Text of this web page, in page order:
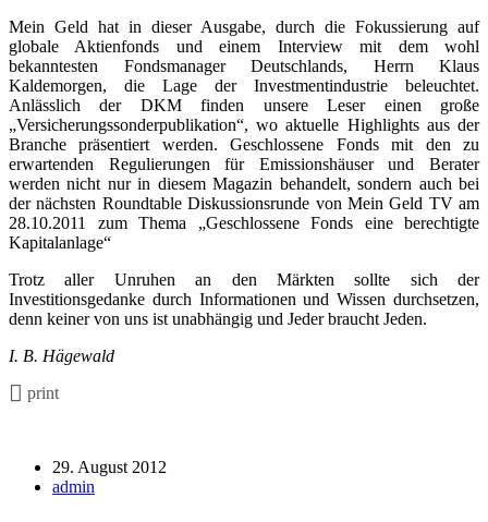
Mein Geld hat in dieser Ausgabe, durch die Fokussierung auf
globale Aktienfonds und einem Interview mit dem wohl
bekanntesten Fondsmanager Deutschlands, Herrn Klaus
Kaldemorgen, die Lage der Investmentindustrie beleuchtet.
Anlässlich der DKM finden unsere Leser einen große
„Versicherungssonderpublikation“, wo aktuelle Highlights aus der
Branche präsentiert werden. Geschlossene Fonds mit den zu
erwartenden Regulierungen für Emissionshäuser und Berater
werden nicht nur in diesem Magazin behandelt, sondern auch bei
der nächsten Roundtable Diskussionsrunde von Mein Geld TV am
28.10.2011 zum Thema „Geschlossene Fonds eine berechtigte
Kapitalanlage“
Trotz aller Unruhen an den Märkten sollte sich der
Investitionsgedanke durch Informationen und Wissen durchsetzen,
denn keiner von uns ist unabhängig und Jeder braucht Jeden.
I. B. Hägewald
print
29. August 2012
admin